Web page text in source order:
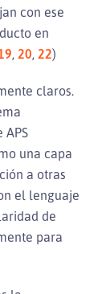
con ese
en
, 20, 22)
claros.
una capa
a otras
el lenguaje
de
para